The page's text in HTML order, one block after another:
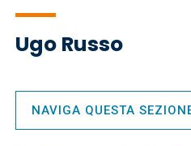
Ugo Russo
NAVIGA QUESTA